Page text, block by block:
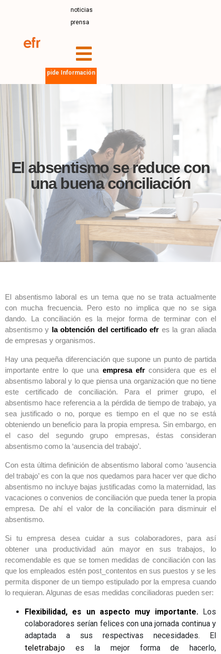
noticias
prensa
pide Información
El absentismo se reduce con
una buena conciliación
El absentismo laboral es un tema que no se trata actualmente
con mucha frecuencia. Pero esto no implica que no se siga
dando. La conciliación es la mejor forma de terminar con el
absentismo y la obtención del certificado efr es la gran aliada
de empresas y organismos.
Hay una pequeña diferenciación que supone un punto de partida
importante entre lo que una empresa efrconsidera que es el
absentismo laboral y lo que piensa una organización que no tiene
este certificado de conciliación. Para el primer grupo, el
absentismo hace referencia a la pérdida de tiempo de trabajo, ya
sea justificado o no, porque es tiempo en el que no se está
obteniendo un beneficio para la propia empresa. Sin embargo, en
el caso del segundo grupo empresas, éstas consideran
absentismo como la ‘ausencia del trabajo’.
Con esta última definición de absentismo laboral como ‘ausencia
del trabajo’ es con la que nos quedamos para hacer ver que dicho
absentismo no incluye bajas justificadas como la maternidad, las
vacaciones o convenios de conciliación que pueda tener la propia
empresa. De ahí el valor de la conciliación para disminuir el
absentismo.
Si tu empresa desea cuidar a sus colaboradores, para así
obtener una productividad aún mayor en sus trabajos, lo
recomendable es que se tomen medidas de conciliación con las
que los empleados estén post_contentos en sus puestos y se les
permita disponer de un tiempo estipulado por la empresa cuando
lo requieran. Algunas de esas medidas conciliadoras pueden ser:
Flexibilidad, es un aspecto muy importante.Los
colaboradores serían felices con una jornada continua y
adaptada a sus respectivas necesidades. El
teletrabajo es la mejor forma de hacerlo,